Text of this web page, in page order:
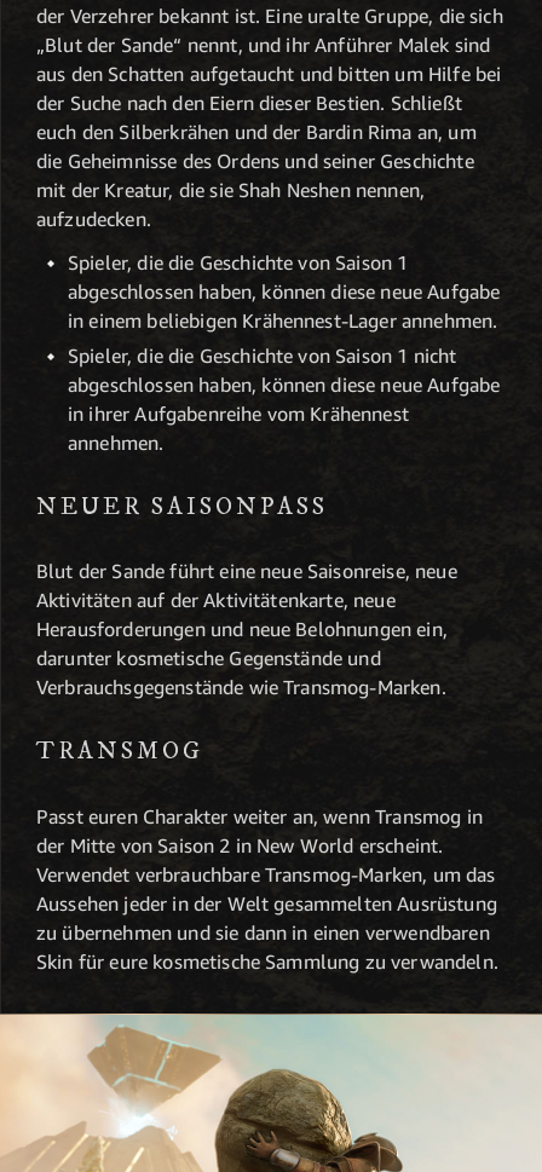
der Verzehrer bekannt ist. Eine uralte Gruppe, die sich
„Blut der Sande“ nennt, und ihr Anführer Malek sind
aus den Schatten aufgetaucht und bitten um Hilfe bei
der Suche nach den Eiern dieser Bestien. Schließt
euch den Silberkrähen und der Bardin Rima an, um
die Geheimnisse des Ordens und seiner Geschichte
mit der Kreatur, die sie Shah Neshen nennen,
aufzudecken.
Spieler, die die Geschichte von Saison 1
abgeschlossen haben, können diese neue Aufgabe
in einem beliebigen Krähennest-Lager annehmen.
Spieler, die die Geschichte von Saison 1 nicht
abgeschlossen haben, können diese neue Aufgabe
in ihrer Aufgabenreihe vom Krähennest
annehmen.
NEUER SAISONPASS
Blut der Sande führt eine neue Saisonreise, neue
Aktivitäten auf der Aktivitätenkarte, neue
Herausforderungen und neue Belohnungen ein,
darunter kosmetische Gegenstände und
Verbrauchsgegenstände wie Transmog-Marken.
TRANSMOG
Passt euren Charakter weiter an, wenn Transmog in
der Mitte von Saison 2 in New World erscheint.
Verwendet verbrauchbare Transmog-Marken, um das
Aussehen jeder in der Welt gesammelten Ausrüstung
zu übernehmen und sie dann in einen verwendbaren
Skin für eure kosmetische Sammlung zu verwandeln.